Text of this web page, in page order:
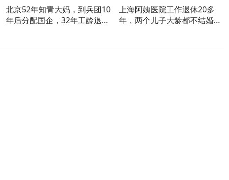
北京52年知青大妈，到兵团10
年后分配国企，32年工龄退休
上海阿姨医院工作退休20多
年，两个儿子大龄都不结婚，